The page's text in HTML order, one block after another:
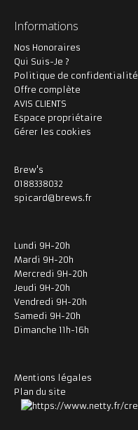
Informations
Nos Honoraires
Qui Suis-Je ?
Politique de confidentialité
Offre complète
AVIS CLIENTS
Espace propriétaire
Gérer les cookies
Brew's
0188338032
spicard@brews.fr
Lundi 9H-20h
Mardi 9H-20h
Mercredi 9H-20h
Jeudi 9H-20h
Vendredi 9H-20h
Samedi 9H-20h
Dimanche 11h-16h
Mentions légales
Plan du site